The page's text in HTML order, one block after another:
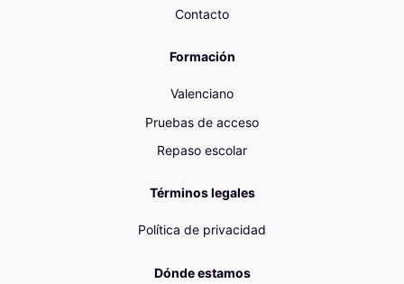
Contacto
Formación
Valenciano
Pruebas de acceso
Repaso escolar
Términos legales
Política de privacidad
Dónde estamos